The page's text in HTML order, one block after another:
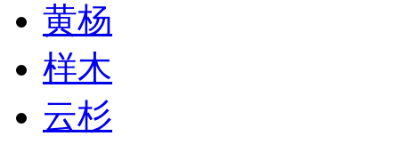
黄杨
样木
云杉